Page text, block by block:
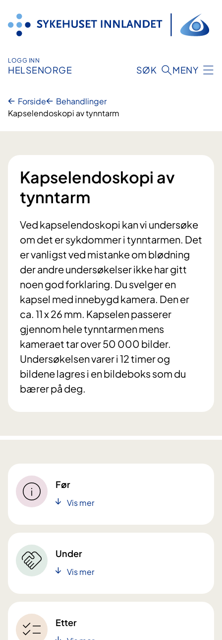
innhold
LOGG INN
HELSENORGE SØK MENY
Forside
Behandlinger
Kapselendoskopi av tynntarm
Kapselendoskopi av
tynntarm
Ved kapselendoskopi kan vi undersøke
om det er sykdommer i tynntarmen. Det
er vanligst ved mistanke om blødning
der andre undersøkelser ikke har gitt
noen god forklaring. Du svelger en
kapsel med innebygd kamera. Den er
ca. 11 x 26 mm. Kapselen passerer
gjennom hele tynntarmen mens
kameraet tar over 50 000 bilder.
Undersøkelsen varer i 12 timer og
bildene lagres i en bildeboks som du
bærer på deg.
Før
Vis mer
Under
Vis mer
Etter